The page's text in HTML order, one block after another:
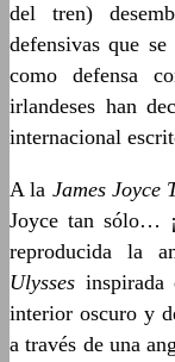
del tren)
defensivas que
como defensa
irlandeses han
internacional
A la James Joyce
Joyce tan sólo…
reproducida la
Ulysses
interior oscuro y
a través de una